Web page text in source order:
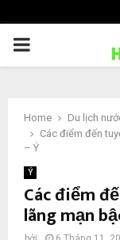
PRIMARY
Home Du lịch
Các điểm đến
– Ý
Ý
Các điểm
lãng mạn